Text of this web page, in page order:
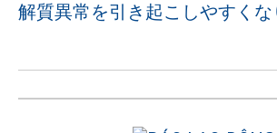
解質異常を引き起こしやすくな